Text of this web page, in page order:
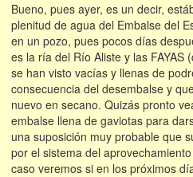
Bueno, pues ayer, es un decir,
plenitud de agua del Embalse del
en un pozo, pues pocos días
es la ría del Río Aliste y las FAYAS
se han visto vacías y llenas de
consecuencia del desembalse y
nuevo en secano. Quizás pronto
embalse llena de gaviotas para
una suposición muy probable que
por el sistema del
caso veremos si en los próximos